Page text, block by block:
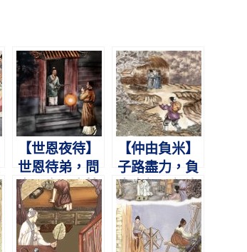
【世恩夜待】
世恩待弟，問
食問衣。盡情
憂恤，弟不暮
歸。
【仲由負米】
子路盡力，負
米奉親。親沒
仕楚，歎不及
貧。